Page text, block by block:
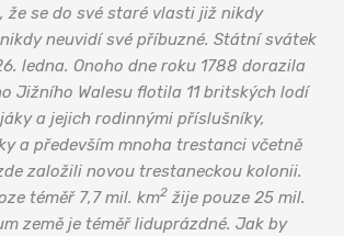
že se do své staré vlasti již nikdy
neuvidí své příbuzné. Státní svátek
ledna. Onoho dne roku 1788 dorazila
Jižního Walesu flotila 11 britských lodí
a jejich rodinnými příslušníky,
a především mnoha trestanci včetně
založili novou trestaneckou kolonii.
téměř 7,7 mil. km2 žije pouze 25 mil.
země je téměř liduprázdné. Jak by